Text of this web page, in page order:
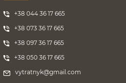
+38 044 36 17 665
+38 073 36 17 665
+38 097 36 17 665
+38 050 36 17 665
vytratnyk@gmail.com